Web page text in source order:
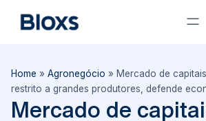
Home » Agronegócio » Mercado de
restrito a grandes produtores, defende
Mercado de